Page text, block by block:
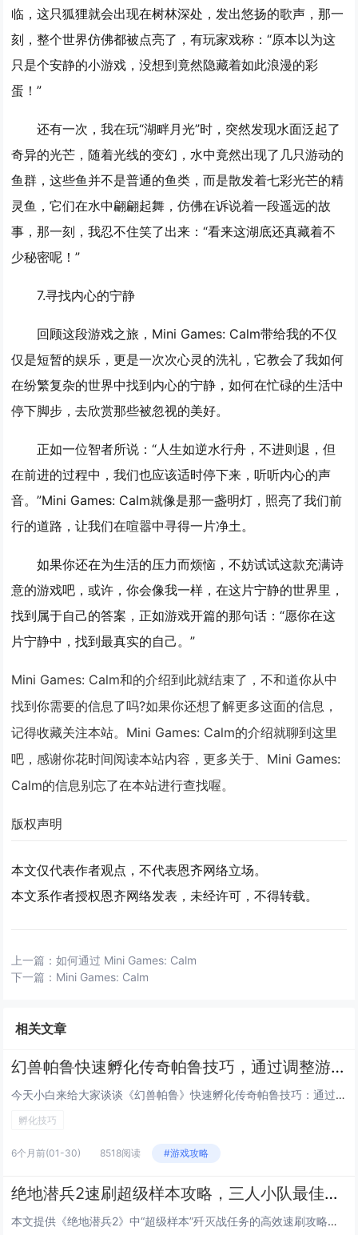
临，这只狐狸就会出现在树林深处，发出悠扬的歌声，那一
刻，整个世界仿佛都被点亮了，有玩家戏称：“原本以为这
只是个安静的小游戏，没想到竟然隐藏着如此浪漫的彩
蛋！”
还有一次，我在玩“湖畔月光”时，突然发现水面泛起了
奇异的光芒，随着光线的变幻，水中竟然出现了几只游动的
鱼群，这些鱼并不是普通的鱼类，而是散发着七彩光芒的精
灵鱼，它们在水中翩翩起舞，仿佛在诉说着一段遥远的故
事，那一刻，我忍不住笑了出来：“看来这湖底还真藏着不
少秘密呢！”
7.寻找内心的宁静
回顾这段游戏之旅，Mini Games: Calm带给我的不仅
仅是短暂的娱乐，更是一次次心灵的洗礼，它教会了我如何
在纷繁复杂的世界中找到内心的宁静，如何在忙碌的生活中
停下脚步，去欣赏那些被忽视的美好。
正如一位智者所说：“人生如逆水行舟，不进则退，但
在前进的过程中，我们也应该适时停下来，听听内心的声
音。”Mini Games: Calm就像是那一盏明灯，照亮了我们前
行的道路，让我们在喧嚣中寻得一片净土。
如果你还在为生活的压力而烦恼，不妨试试这款充满诗
意的游戏吧，或许，你会像我一样，在这片宁静的世界里，
找到属于自己的答案，正如游戏开篇的那句话：“愿你在这
片宁静中，找到最真实的自己。”
Mini Games: Calm和的介绍到此就结束了，不和道你从中
找到你需要的信息了吗?如果你还想了解更多这面的信息，
记得收藏关注本站。Mini Games: Calm的介绍就聊到这里
吧，感谢你花时间阅读本站内容，更多关于、Mini Games:
Calm的信息别忘了在本站进行查找喔。
版权声明
本文仅代表作者观点，不代表恩齐网络立场。
本文系作者授权恩齐网络发表，未经许可，不得转载。
上一篇：如何通过 Mini Games: Calm
下一篇： Mini Games: Calm
相关文章
幻兽帕鲁快速孵化传奇帕鲁技巧，通过调整游戏内时间与特定食物组合可大幅缩短孵化等待
今天小白来给大家谈谈《幻兽帕鲁》快速孵化传奇帕鲁技巧：通过调整游戏内时间与特定食物组合可大幅缩短孵化等待。，以及对应的知...
孵化技巧
6个月前(01-30) 8518阅读 #游戏攻略
绝地潜兵2速刷超级样本攻略，三人小队最佳路线推荐，高效通关高难度歼灭战任务
本文提供《绝地潜兵2》中“超级样本”歼灭战任务的高效速刷攻略，聚焦三人小队协同作战，推荐最优路线：开局直取西北主样本点，...